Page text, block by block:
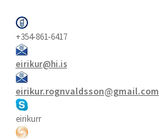
+354-861-6417
eirikur@hi.is
eirikur.rognvaldsson@gmail.com
eirikurr